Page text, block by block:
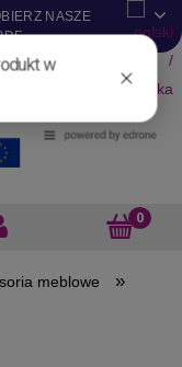
NASZE
Wyprzedaże
Blog
meblowe »